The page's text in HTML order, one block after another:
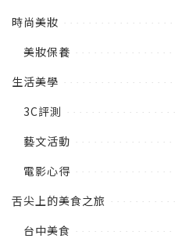
時尚美妝
美妝保養
生活美學
3C評測
藝文活動
電影心得
舌尖上的美食之旅
台中美食